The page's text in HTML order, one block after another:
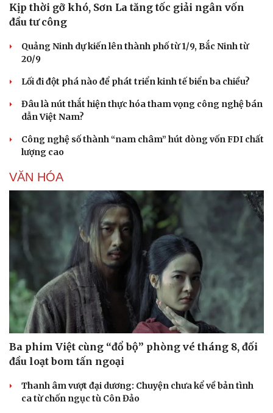
Văn hóa
Sân khấu - Điện ảnh
Văn học
Di sản
Giải trí
Thời trang
Kịp thời gỡ khó, Sơn La tăng tốc giải ngân vốn
đầu tư công
Quảng Ninh dự kiến lên thành phố từ 1/9, Bắc Ninh từ
20/9
Lối đi đột phá nào để phát triển kinh tế biển ba chiều?
Đâu là nút thắt hiện thực hóa tham vọng công nghệ bán
dẫn Việt Nam?
Công nghệ số thành “nam châm” hút dòng vốn FDI chất
lượng cao
VĂN HÓA
Ba phim Việt cùng “đổ bộ” phòng vé tháng 8, đối
đầu loạt bom tấn ngoại
Thanh âm vượt đại dương: Chuyện chưa kể về bản tình
ca từ chốn ngục tù Côn Đảo